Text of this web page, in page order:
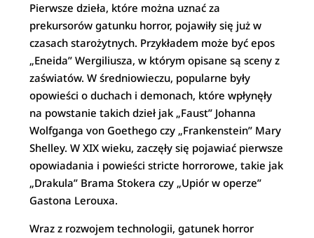
Pierwsze dzieła, które można uznać za
prekursorów gatunku horror, pojawiły się już w
czasach starożytnych. Przykładem może być epos
„Eneida” Wergiliusza, w którym opisane są sceny z
zaświatów. W średniowieczu, popularne były
opowieści o duchach i demonach, które wpłynęły
na powstanie takich dzieł jak „Faust” Johanna
Wolfganga von Goethego czy „Frankenstein” Mary
Shelley. W XIX wieku, zaczęły się pojawiać pierwsze
opowiadania i powieści stricte horrorowe, takie jak
„Drakula” Brama Stokera czy „Upiór w operze”
Gastona Lerouxa.
Wraz z rozwojem technologii, gatunek horror